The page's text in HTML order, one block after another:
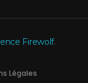
Firewolf.
Légales